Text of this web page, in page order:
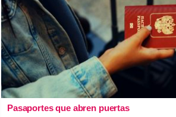
Pasaportes que abren puertas